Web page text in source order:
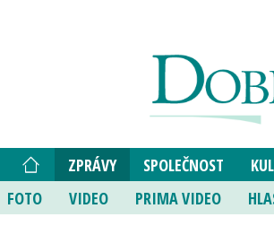
ZPRÁVY SPOLEČNOST
FOTO
VIDEO PRIMA VIDEO